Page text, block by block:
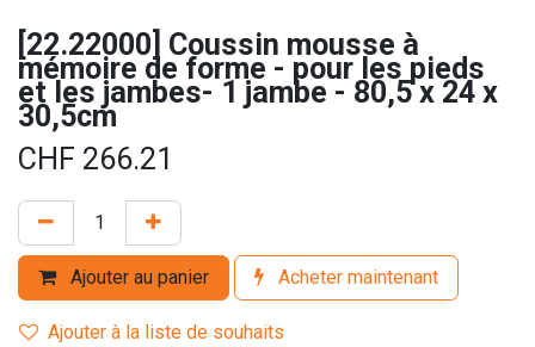
[22.22000] Coussin mousse à
mémoire de forme - pour les pieds
et les jambes- 1 jambe - 80,5 x 24 x
30,5cm
CHF 266.21
Ajouter au panier Acheter maintenant
Ajouter à la liste de souhaits